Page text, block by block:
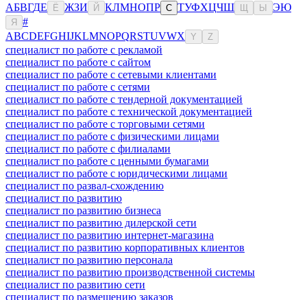
АБВГДЕ Ё ЖЗИ Й КЛМНОПР С ТУФХЦЧШ Ы ЭЮ
Я
#
ABCDEFGHIJKLMNOPQRSTUVWX Y Z
специалист по работе с рекламой
специалист по работе с сайтом
специалист по работе с сетевыми клиентами
специалист по работе с сетями
специалист по работе с тендерной документацией
специалист по работе с технической документацией
специалист по работе с торговыми сетями
специалист по работе с физическими лицами
специалист по работе с филиалами
специалист по работе с ценными бумагами
специалист по работе с юридическими лицами
специалист по развал-схождению
специалист по развитию
специалист по развитию бизнеса
специалист по развитию дилерской сети
специалист по развитию интернет-магазина
специалист по развитию корпоративных клиентов
специалист по развитию персонала
специалист по развитию производственной системы
специалист по развитию сети
специалист по размещению заказов